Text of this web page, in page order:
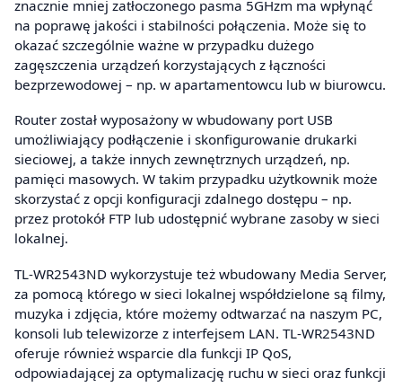
znacznie mniej zatłoczonego pasma 5GHzm ma wpłynąć
na poprawę jakości i stabilności połączenia. Może się to
okazać szczególnie ważne w przypadku dużego
zagęszczenia urządzeń korzystających z łączności
bezprzewodowej – np. w apartamentowcu lub w biurowcu.
Router został wyposażony w wbudowany port USB
umożliwiający podłączenie i skonfigurowanie drukarki
sieciowej, a także innych zewnętrznych urządzeń, np.
pamięci masowych. W takim przypadku użytkownik może
skorzystać z opcji konfiguracji zdalnego dostępu – np.
przez protokół FTP lub udostępnić wybrane zasoby w sieci
lokalnej.
TL-WR2543ND wykorzystuje też wbudowany Media Server,
za pomocą którego w sieci lokalnej współdzielone są filmy,
muzyka i zdjęcia, które możemy odtwarzać na naszym PC,
konsoli lub telewizorze z interfejsem LAN. TL-WR2543ND
oferuje również wsparcie dla funkcji IP QoS,
odpowiadającej za optymalizację ruchu w sieci oraz funkcji